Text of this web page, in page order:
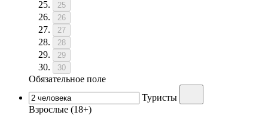
25
26
27
28
29
30
Обязательное поле
Туристы
Взрослые (18+)